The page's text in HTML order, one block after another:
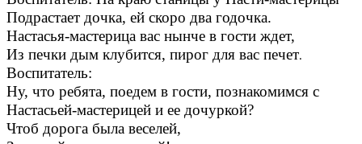
Подрастает дочка, ей скоро два годочка.
Настасья-мастерица вас нынче в гости ждет,
Из печки дым клубится, пирог для вас печет.
Воспитатель:
Ну, что ребята, поедем в гости, познакомимся с
Настасьей-мастерицей и ее дочуркой?
Чтоб дорога была веселей,